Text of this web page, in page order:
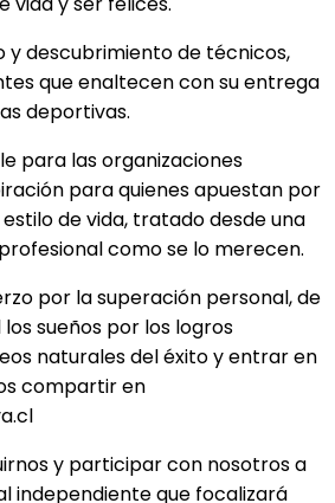
y descubrimiento de técnicos,
que enaltecen con su entrega
deportivas.
para las organizaciones
para quienes apuestan por
de vida, tratado desde una
como se lo merecen.
por la superación personal, de
sueños por los logros
naturales del éxito y entrar en
compartir en
y participar con nosotros a
independiente que focalizará